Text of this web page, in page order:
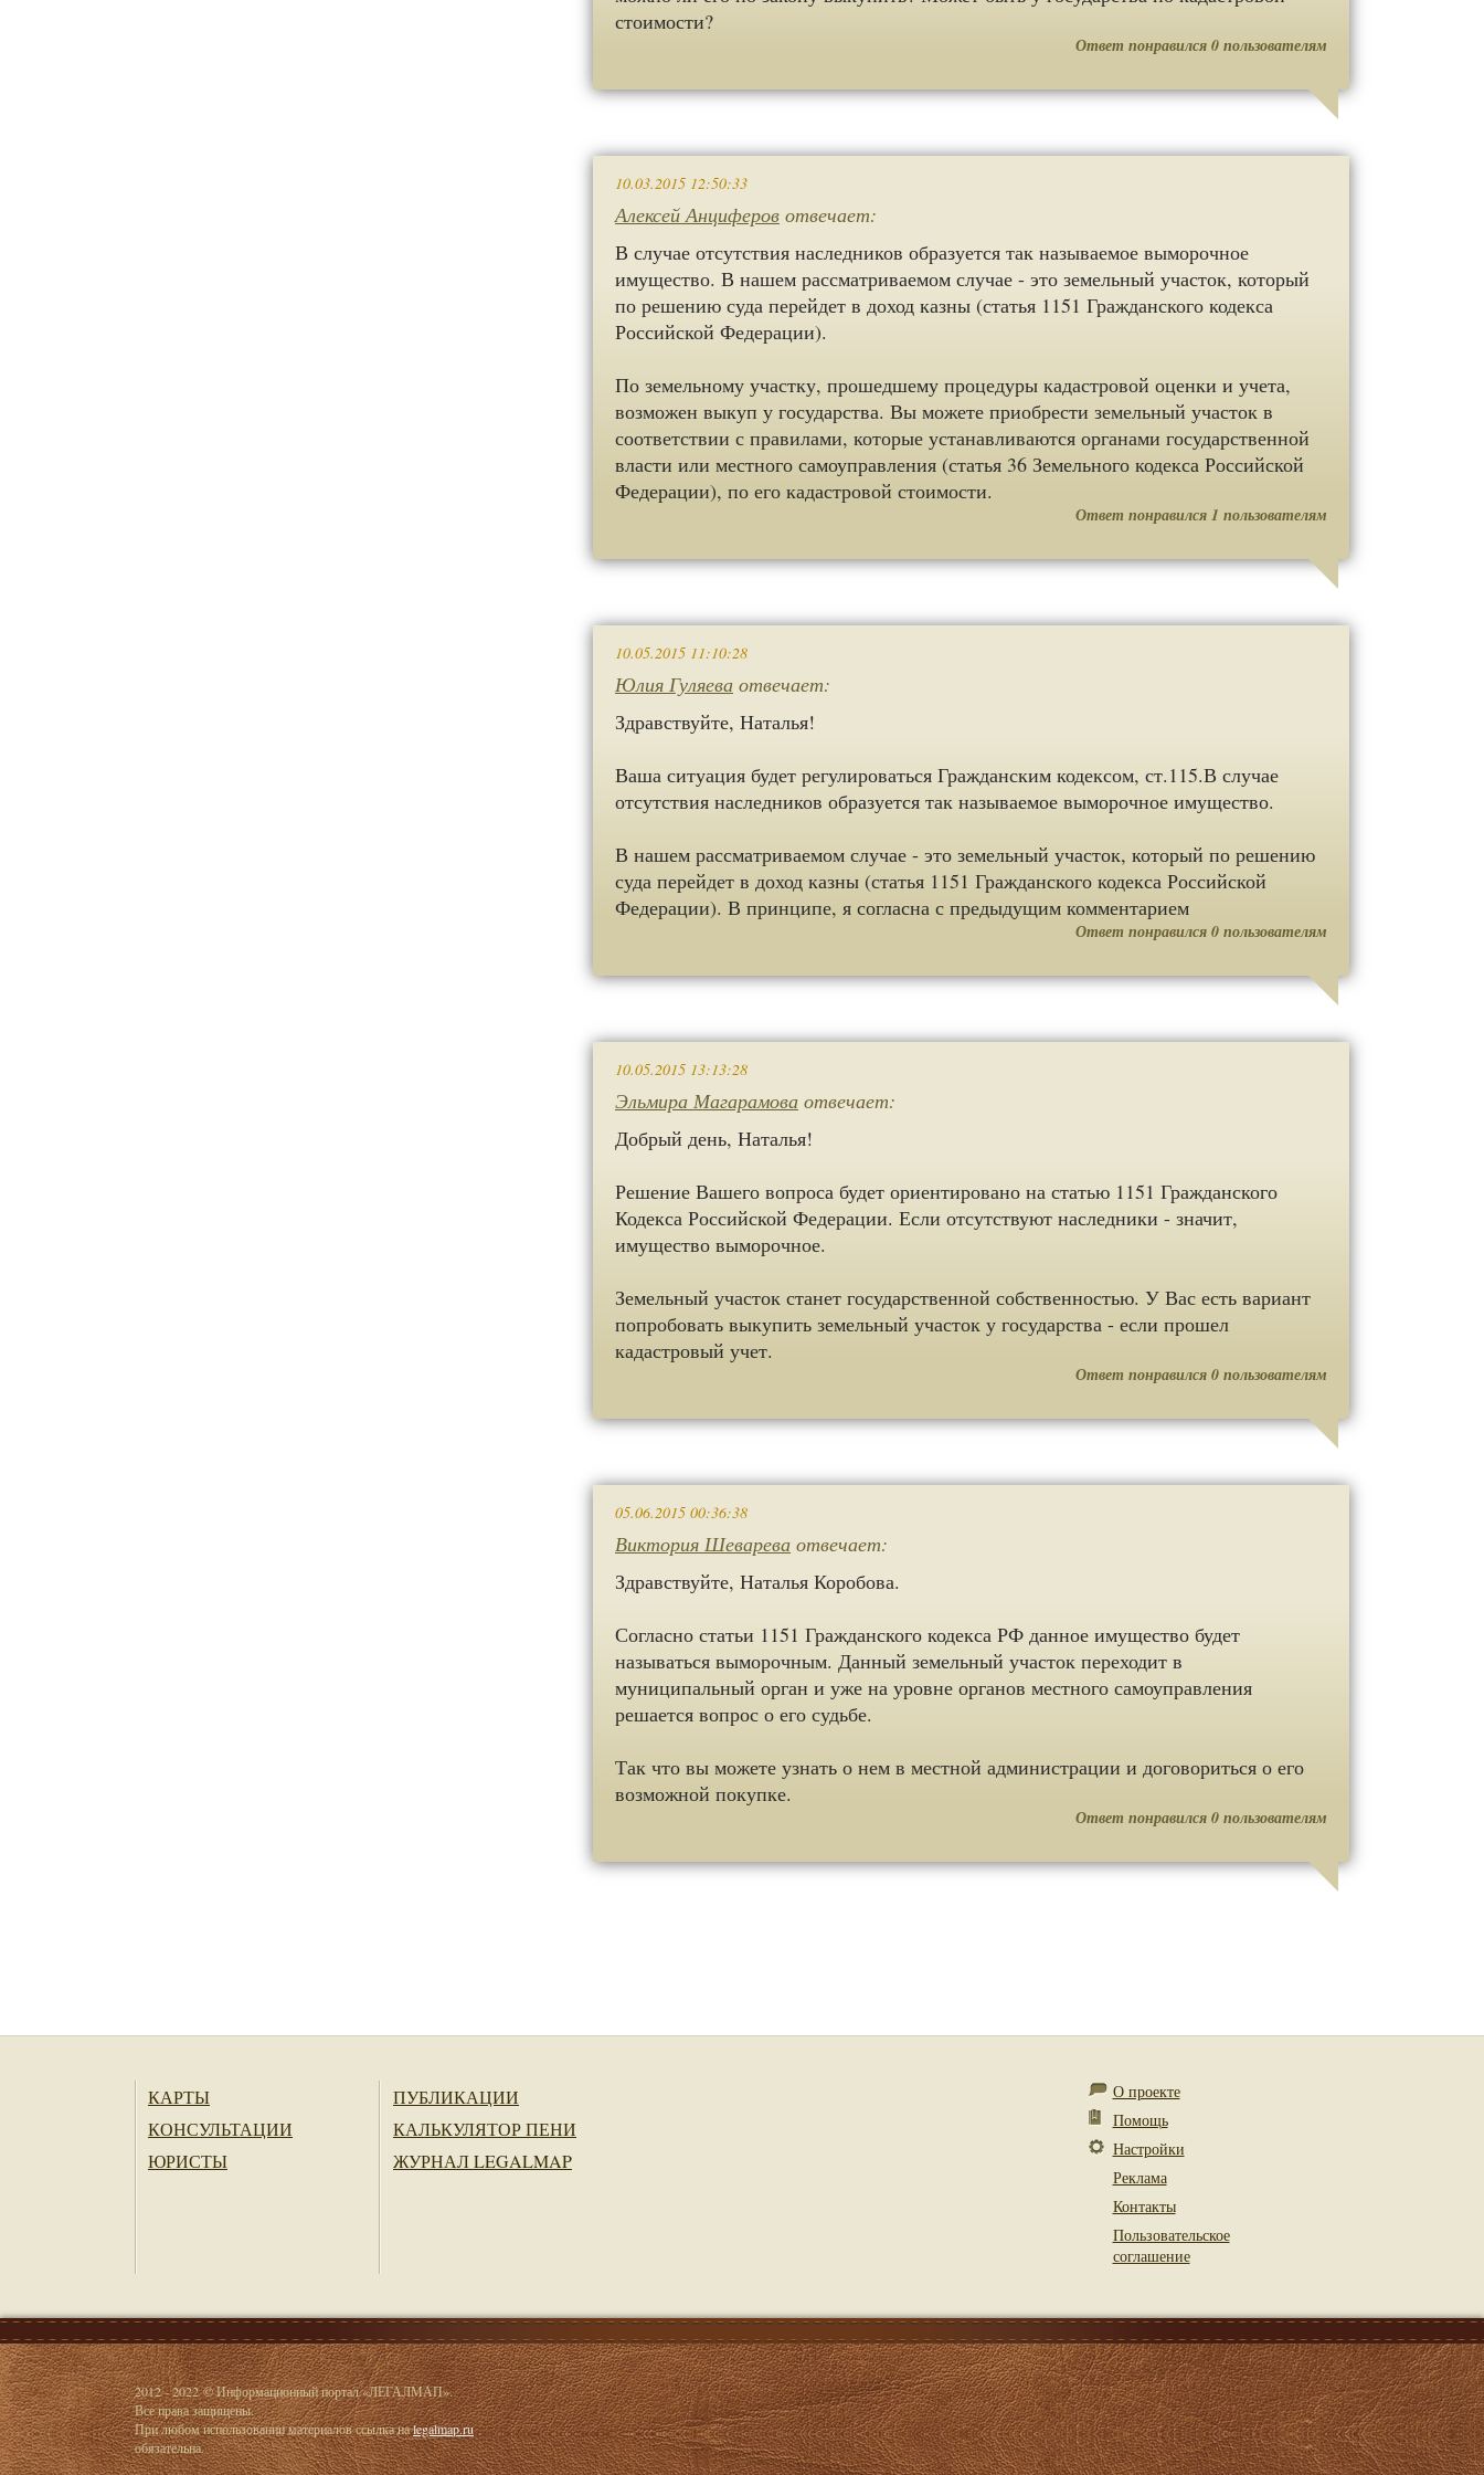
стоимости?
Ответ понравился 0 пользователям
10.03.2015 12:50:33
Алексей Анциферов отвечает:
В случае отсутствия наследников образуется так называемое выморочное
имущество. В нашем рассматриваемом случае - это земельный участок, который
по решению суда перейдет в доход казны (статья 1151 Гражданского кодекса
Российской Федерации).
По земельному участку, прошедшему процедуры кадастровой оценки и учета,
возможен выкуп у государства. Вы можете приобрести земельный участок в
соответствии с правилами, которые устанавливаются органами государственной
власти или местного самоуправления (статья 36 Земельного кодекса Российской
Федерации), по его кадастровой стоимости.
Ответ понравился 1 пользователям
10.05.2015 11:10:28
Юлия Гуляева отвечает:
Здравствуйте, Наталья!
Ваша ситуация будет регулироваться Гражданским кодексом, ст.115.В случае
отсутствия наследников образуется так называемое выморочное имущество.
В нашем рассматриваемом случае - это земельный участок, который по решению
суда перейдет в доход казны (статья 1151 Гражданского кодекса Российской
Федерации). В принципе, я согласна с предыдущим комментарием
Ответ понравился 0 пользователям
10.05.2015 13:13:28
Эльмира Магарамова отвечает:
Добрый день, Наталья!
Решение Вашего вопроса будет ориентировано на статью 1151 Гражданского
Кодекса Российской Федерации. Если отсутствуют наследники - значит,
имущество выморочное.
Земельный участок станет государственной собственностью. У Вас есть вариант
попробовать выкупить земельный участок у государства - если прошел
кадастровый учет.
Ответ понравился 0 пользователям
05.06.2015 00:36:38
Виктория Шеварева отвечает:
Здравствуйте, Наталья Коробова.
Согласно статьи 1151 Гражданского кодекса РФ данное имущество будет
называться выморочным. Данный земельный участок переходит в
муниципальный орган и уже на уровне органов местного самоуправления
решается вопрос о его судьбе.
Так что вы можете узнать о нем в местной администрации и договориться о его
возможной покупке.
Ответ понравился 0 пользователям
КАРТЫ
КОНСУЛЬТАЦИИ
ЮРИСТЫ
ПУБЛИКАЦИИ
КАЛЬКУЛЯТОР ПЕНИ
ЖУРНАЛ LEGALMAP
О проекте
Помощь
Настройки
Реклама
Контакты
Пользовательское
соглашение
2012 - 2022 © Информационный портал «ЛЕГАЛМАП».
Все права защищены.
При любом использовании материалов ссылка наlegalmap.ru
обязательна.